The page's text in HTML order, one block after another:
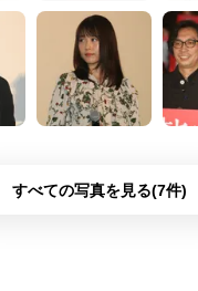
すべての写真を見る(7件)